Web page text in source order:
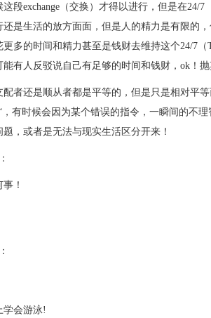
段exchange（交换）才得以进行，但是在24/
是生活的放方面面，但是人的精力是有限的
多的时间和精力甚至是钱财去维持这个24/7
有人反驳说自己有足够的时间和钱财，ok！
者还是顺从者都是平等的，但是只是相对平
，有时候会因为某个错误的指令，一瞬间的不
，或者是无法与现实生活区分开来！
！
会游泳!